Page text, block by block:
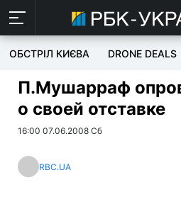
ОБСТРІЛ КИЄВА DRONE DEALS
П.Мушарраф
о своей отставке
16:00 07.06.2008 Сб
RBC.UA